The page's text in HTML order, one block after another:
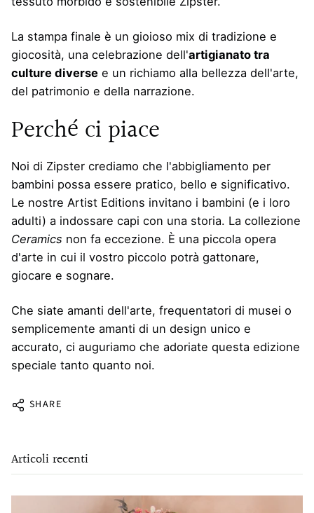
La stampa finale è un gioioso mix di tradizione e
giocosità, una celebrazione dell'artigianato tra
culture diverse e un richiamo alla bellezza dell'arte,
del patrimonio e della narrazione.
Perché ci piace
Noi di Zipster crediamo che l'abbigliamento per
bambini possa essere pratico, bello e significativo.
Le nostre Artist Editions invitano i bambini (e i loro
adulti) a indossare capi con una storia. La collezione
Ceramics non fa eccezione. È una piccola opera
d'arte in cui il vostro piccolo potrà gattonare,
giocare e sognare.
Che siate amanti dell'arte, frequentatori di musei o
semplicemente amanti di un design unico e
accurato, ci auguriamo che adoriate questa edizione
speciale tanto quanto noi.
SHARE
Articoli recenti